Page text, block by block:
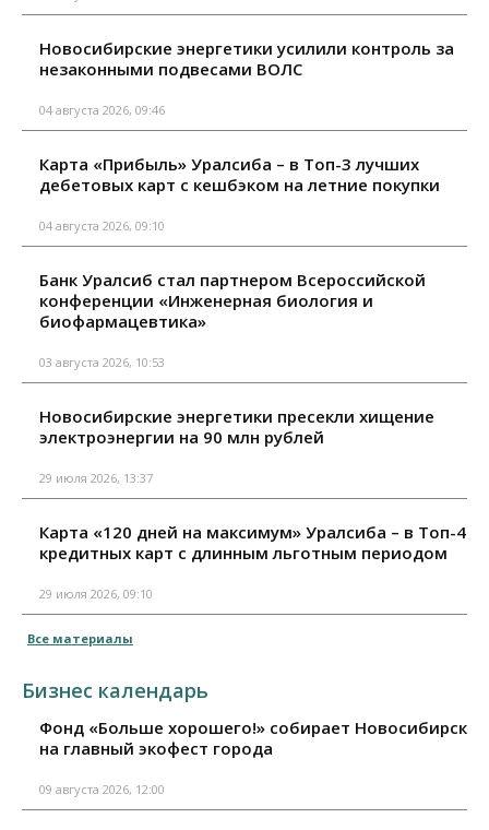
Новосибирские энергетики усилили контроль за
незаконными подвесами ВОЛС
04 августа 2026, 09:46
Карта «Прибыль» Уралсиба – в Топ-3 лучших
дебетовых карт с кешбэком на летние покупки
04 августа 2026, 09:10
Банк Уралсиб стал партнером Всероссийской
конференции «Инженерная биология и
биофармацевтика»
03 августа 2026, 10:53
Новосибирские энергетики пресекли хищение
электроэнергии на 90 млн рублей
29 июля 2026, 13:37
Карта «120 дней на максимум» Уралсиба – в Топ-4
кредитных карт с длинным льготным периодом
29 июля 2026, 09:10
Все материалы
Бизнес календарь
Фонд «Больше хорошего!» собирает Новосибирск
на главный экофест города
09 августа 2026, 12:00